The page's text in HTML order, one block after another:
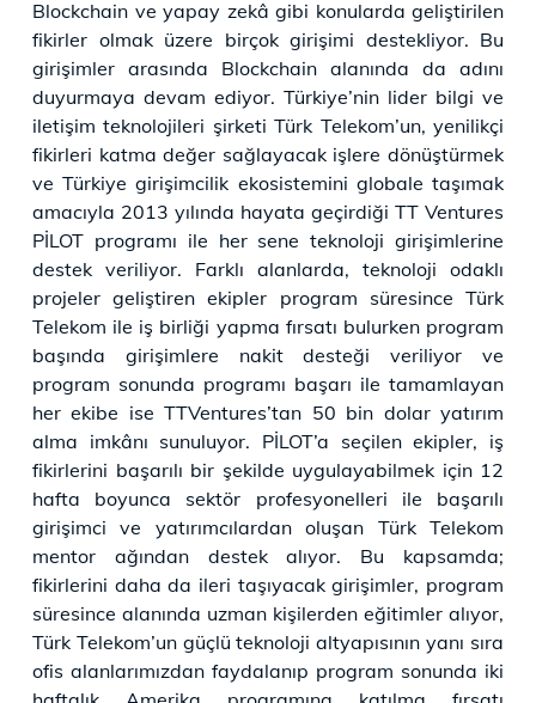
Blockchain ve yapay zekâ gibi konularda geliştirilen
fikirler olmak üzere birçok girişimi destekliyor. Bu
girişimler arasında Blockchain alanında da adını
duyurmaya devam ediyor. Türkiye’nin lider bilgi ve
iletişim teknolojileri şirketi Türk Telekom’un, yenilikçi
fikirleri katma değer sağlayacak işlere dönüştürmek
ve Türkiye girişimcilik ekosistemini globale taşımak
amacıyla 2013 yılında hayata geçirdiği TT Ventures
PİLOT programı ile her sene teknoloji girişimlerine
destek veriliyor. Farklı alanlarda, teknoloji odaklı
projeler geliştiren ekipler program süresince Türk
Telekom ile iş birliği yapma fırsatı bulurken program
başında girişimlere nakit desteği veriliyor ve
program sonunda programı başarı ile tamamlayan
her ekibe ise TTVentures’tan 50 bin dolar yatırım
alma imkânı sunuluyor. PİLOT’a seçilen ekipler, iş
fikirlerini başarılı bir şekilde uygulayabilmek için 12
hafta boyunca sektör profesyonelleri ile başarılı
girişimci ve yatırımcılardan oluşan Türk Telekom
mentor ağından destek alıyor. Bu kapsamda;
fikirlerini daha da ileri taşıyacak girişimler, program
süresince alanında uzman kişilerden eğitimler alıyor,
Türk Telekom’un güçlü teknoloji altyapısının yanı sıra
ofis alanlarımızdan faydalanıp program sonunda iki